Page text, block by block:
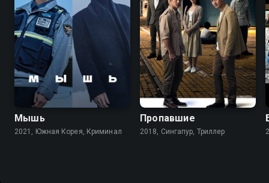
8.4
Мышь
2021, Южная Корея, Криминал
Пропавшие
2018, Сингапур, Триллер